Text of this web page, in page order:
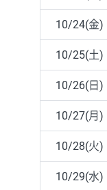
10/24(金)
10/25(土)
10/26(日)
10/27(月)
10/28(火)
10/29(水)